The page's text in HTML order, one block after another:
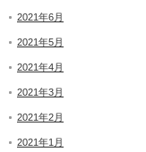
2021年6月
2021年5月
2021年4月
2021年3月
2021年2月
2021年1月